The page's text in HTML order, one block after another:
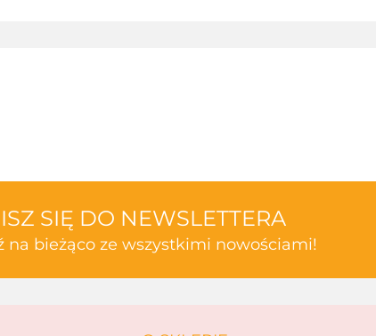
SIĘ DO NEWSLETTERA
na bieżąco ze wszystkimi nowościami!